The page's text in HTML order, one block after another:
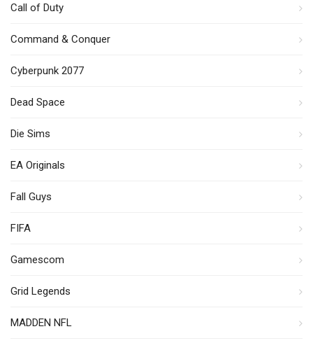
Call of Duty
Command & Conquer
Cyberpunk 2077
Dead Space
Die Sims
EA Originals
Fall Guys
FIFA
Gamescom
Grid Legends
MADDEN NFL